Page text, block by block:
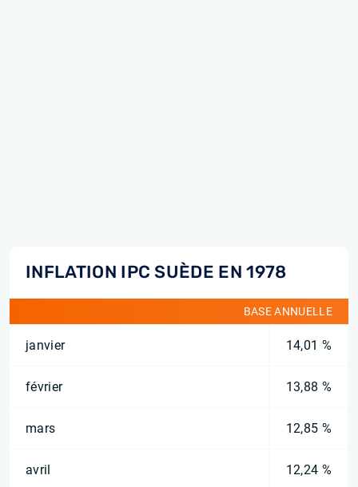
INFLATION IPC SUÈDE EN 1978
BASE ANNUELLE
janvier 14,01 %
février 13,88 %
mars 12,85 %
avril 12,24 %